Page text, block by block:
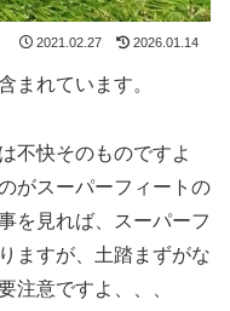
2021.02.27 2026.01.14
まれています。
不快そのものですよ
がスーパーフィートの
を見れば、スーパーフ
ますが、土踏まずがな
注意ですよ、、、